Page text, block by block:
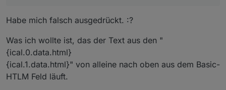
Habe mich falsch ausgedrückt. :?
Was ich wollte ist, das der Text aus den "
{ical.0.data.html}
{ical.1.data.html}" von alleine nach oben aus dem Basic-
HTLM Feld läuft.